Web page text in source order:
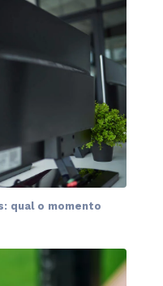
qual o momento